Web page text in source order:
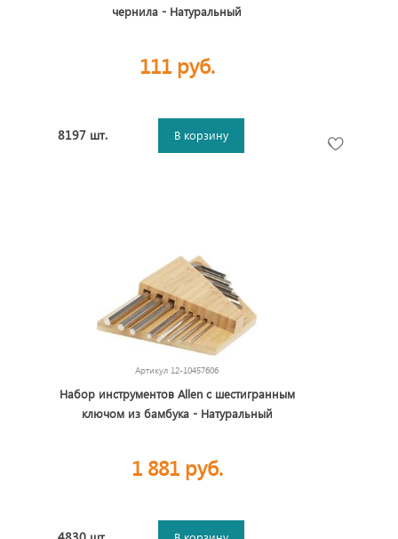
чернила - Натуральный
111 руб.
8197 шт. В корзину
Артикул 12-10457606
Набор инструментов Allen с шестигранным
ключом из бамбука - Натуральный
1 881 руб.